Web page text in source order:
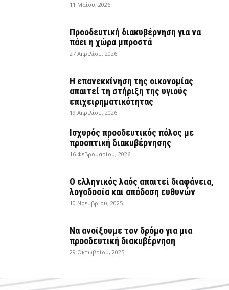
11 Μαΐου, 2026
Προοδευτική διακυβέρνηση για να
πάει η χώρα μπροστά
27 Απριλίου, 2026
Η επανεκκίνηση της οικονομίας
απαιτεί τη στήριξη της υγιούς
επιχειρηματικότητας
19 Απριλίου, 2026
Ισχυρός προοδευτικός πόλος με
προοπτική διακυβέρνησης
16 Φεβρουαρίου, 2026
Ο ελληνικός λαός απαιτεί διαφάνεια,
λογοδοσία και απόδοση ευθυνών
10 Νοεμβρίου, 2025
Να ανοίξουμε τον δρόμο για μια
προοδευτική διακυβέρνηση
29 Οκτωβρίου, 2025